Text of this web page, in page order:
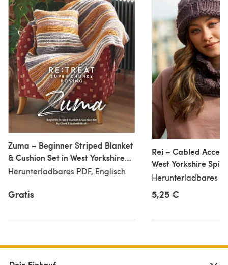
Zuma – Beginner Striped Blanket
& Cushion Set in West Yorkshire
Spinners Re:Treat Superchunky -
Herunterladbares PDF, Englisch
Gratis
Rei – Cabled
West Yorkshire
Superchunky -
Herunterladbares
5,25 €